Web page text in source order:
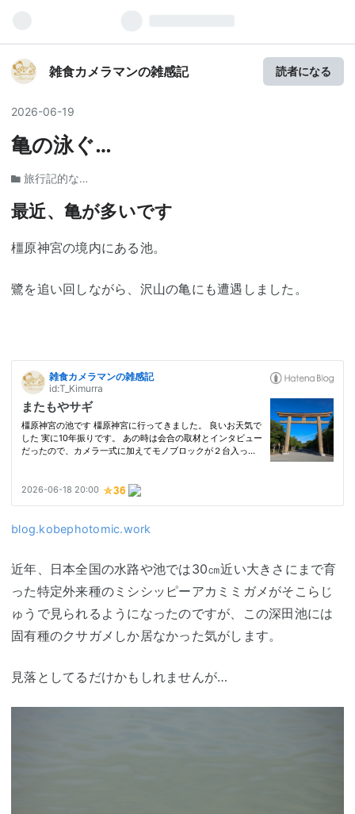
雑食カメラマンの雑感記 読者になる
2026-06-19
亀の泳ぐ…
旅行記的な…
最近、亀が多いです
橿原神宮の境内にある池。
鷺を追い回しながら、沢山の亀にも遭遇しました。
blog.kobephotomic.work
近年、日本全国の水路や池では30㎝近い大きさにまで育
った特定外来種のミシシッピーアカミミガメがそこらじ
ゅうで見られるようになったのですが、この深田池には
固有種のクサガメしか居なかった気がします。
見落としてるだけかもしれませんが…